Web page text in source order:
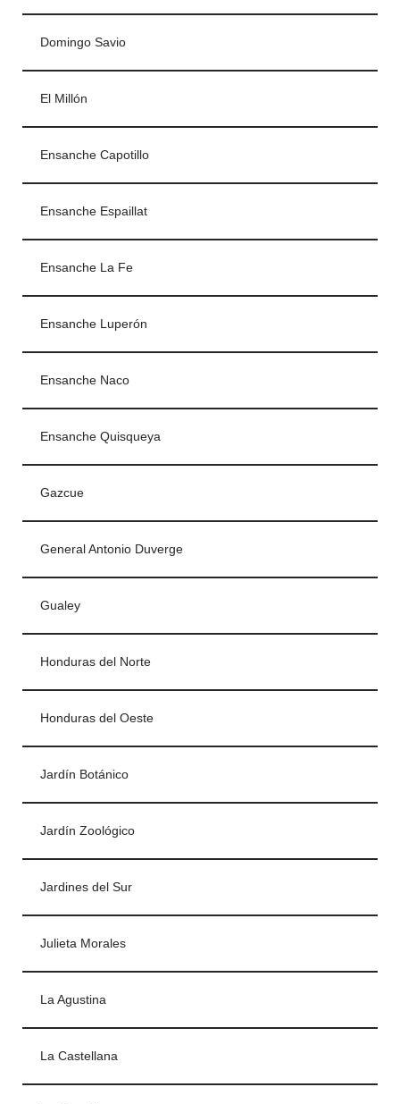
Domingo Savio
El Millón
Ensanche Capotillo
Ensanche Espaillat
Ensanche La Fe
Ensanche Luperón
Ensanche Naco
Ensanche Quisqueya
Gazcue
General Antonio Duverge
Gualey
Honduras del Norte
Honduras del Oeste
Jardín Botánico
Jardín Zoológico
Jardines del Sur
Julieta Morales
La Agustina
La Castellana